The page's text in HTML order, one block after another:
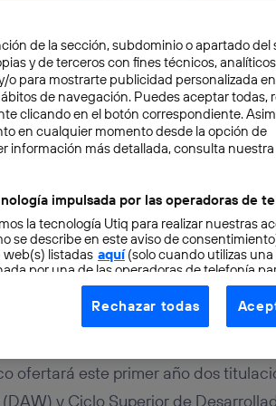
de
ofertará este primer año dos
y Ciclo Superior de
de la sección, subdominio o apartado del
y de terceros con fines técnicos,
o para mostrarte publicidad personalizada
de navegación. Puedes aceptar todas,
clicando en el botón correspondiente.
en cualquier momento desde la opción de
información más detallada, consulta nuestra
impulsada por las operadoras de
la tecnología Utiq para realizar nuestras
se describe en este aviso de
listadas aquí(solo cuando utilizas una
por una de las operadoras de telefonía
página web).
con la privacidad como prioridad
de la cuenta de cliente de
(p. ej., número de teléfono móvil).
Rechazar todas